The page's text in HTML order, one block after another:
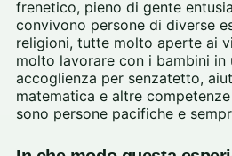
frenetico, pieno di gente
convivono persone di diverse
religioni, tutte molto aperte ai
molto lavorare con i bambini in
accoglienza per senzatetto,
matematica e altre
sono persone pacifiche e